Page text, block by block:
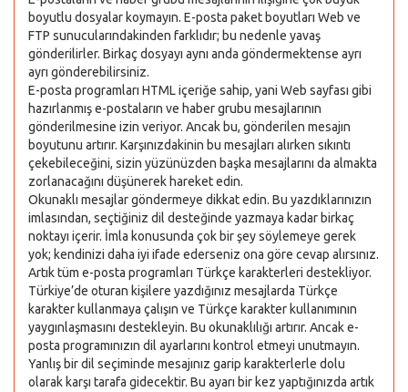
boyutlu dosyalar koymayın. E-posta paket boyutları Web ve
FTP sunucularındakinden farklıdır; bu nedenle yavaş
gönderilirler. Birkaç dosyayı aynı anda göndermektense ayrı
ayrı gönderebilirsiniz.
E-posta programları HTML içeriğe sahip, yani Web sayfası gibi
hazırlanmış e-postaların ve haber grubu mesajlarının
gönderilmesine izin veriyor. Ancak bu, gönderilen mesajın
boyutunu artırır. Karşınızdakinin bu mesajları alırken sıkıntı
çekebileceğini, sizin yüzünüzden başka mesajlarını da almakta
zorlanacağını düşünerek hareket edin.
Okunaklı mesajlar göndermeye dikkat edin. Bu yazdıklarınızın
imlasından, seçtiğiniz dil desteğinde yazmaya kadar birkaç
noktayı içerir. İmla konusunda çok bir şey söylemeye gerek
yok; kendinizi daha iyi ifade ederseniz ona göre cevap alırsınız.
Artık tüm e-posta programları Türkçe karakterleri destekliyor.
Türkiye’de oturan kişilere yazdığınız mesajlarda Türkçe
karakter kullanmaya çalışın ve Türkçe karakter kullanımının
yaygınlaşmasını destekleyin. Bu okunaklılığı artırır. Ancak e-
posta programınızın dil ayarlarını kontrol etmeyi unutmayın.
Yanlış bir dil seçiminde mesajınız garip karakterlerle dolu
olarak karşı tarafa gidecektir. Bu ayarı bir kez yaptığınızda artık